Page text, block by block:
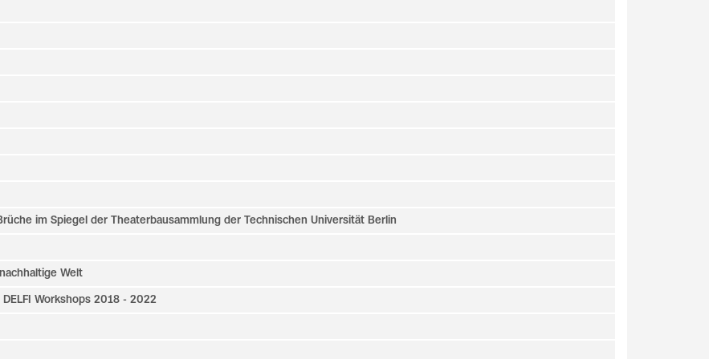
im Spiegel der Theaterbausammlung der Technischen Universität Berlin
Welt
Workshops 2018 - 2022